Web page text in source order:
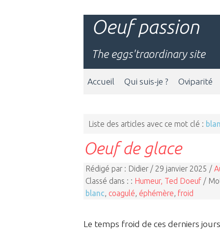
Oeuf passion
The eggs'traordinary site
Accueil Qui suis-je ? Oviparité
Liste des articles avec ce mot clé :
Oeuf de glace
Rédigé par : Didier / 29 janvier 2025 /
Classé dans : : Humeur, Ted Doeuf /
blanc coagulé éphémère froid
Le temps froid de ces derniers